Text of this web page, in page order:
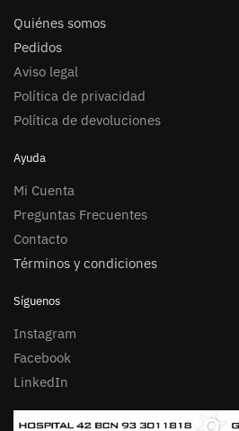
Quiénes somos
Pedidos
Aviso legal
Política de privacidad
Política de devoluciones
Ayuda
Mi Cuenta
Preguntas Frecuentes
Contacto
Términos y condiciones
Síguenos
Instagram
Facebook
LinkedIn